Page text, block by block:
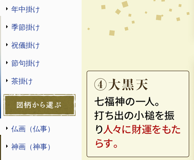
年中掛け
季節掛け
祝儀掛け
節句掛け
茶掛け
仏画（仏事）
神画（神事）